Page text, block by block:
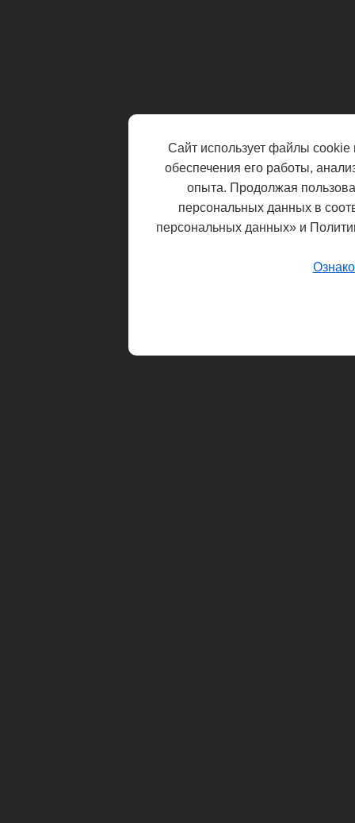
Сайт использует файлы cookie
обеспечения его работы,
опыта. Продолжая
персональных данных в
персональных данных» и